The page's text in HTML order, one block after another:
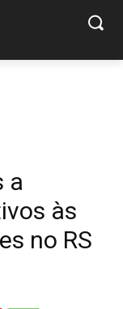
a
às
no RS